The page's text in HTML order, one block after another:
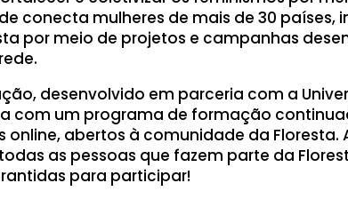
conecta mulheres de mais de 30 países,
por meio de projetos e campanhas
desenvolvido em parceria com a
com um programa de formação
online, abertos à comunidade da Floresta.
as pessoas que fazem parte da
para participar!